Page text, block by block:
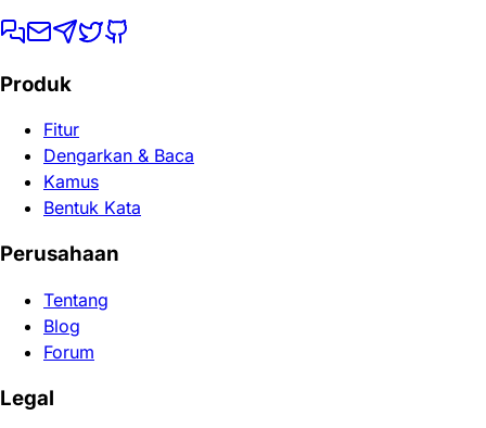
Produk
Fitur
Dengarkan & Baca
Kamus
Bentuk Kata
Perusahaan
Tentang
Blog
Forum
Legal